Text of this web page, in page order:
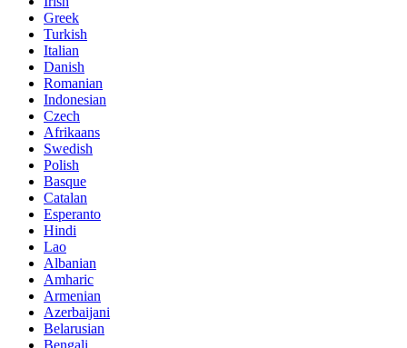
Greek
Turkish
Italian
Danish
Romanian
Indonesian
Czech
Afrikaans
Swedish
Polish
Basque
Catalan
Esperanto
Hindi
Lao
Albanian
Amharic
Armenian
Azerbaijani
Belarusian
Bengali